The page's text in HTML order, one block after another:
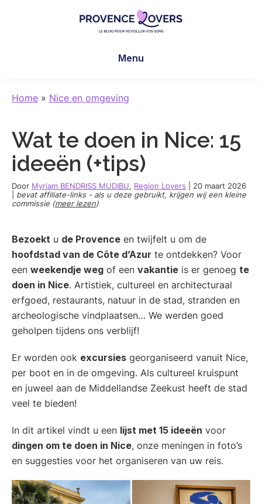
in
-
blog
van
Claire
Menu
Home » Nice en omgeving
Wat te doen in Nice: 15
ideeën (+tips)
Door Myriam BENDRISS MUDIBU, Region Lovers
20 maart 2026
bevat affiliate-links - als u deze gebruikt, krijgen wij een kleine
commissie (meer lezen)
Bezoekt u de Provence en twijfelt u om de
hoofdstad van de Côte d’Azur te ontdekken? Voor
een weekendje weg of een vakantie is er genoeg te
doen in Nice. Artistiek, cultureel en architecturaal
erfgoed, restaurants, natuur in de stad, stranden en
archeologische vindplaatsen… We werden goed
geholpen tijdens ons verblijf!
Er worden ook excursies georganiseerd vanuit Nice,
per boot en in de omgeving. Als cultureel kruispunt
en juweel aan de Middellandse Zeekust heeft de stad
veel te bieden!
In dit artikel vindt u een lijst met 15 ideeën voor
dingen om te doen in Nice, onze meningen in foto’s
en suggesties voor het organiseren van uw reis.